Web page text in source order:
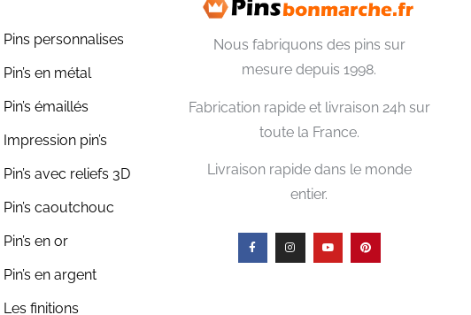
Pins personnalises
Pin’s en métal
Pin’s émaillés
Impression pin’s
Pin’s avec reliefs 3D
Pin’s caoutchouc
Pin’s en or
Pin’s en argent
Les finitions
Nous fabriquons des pins sur
mesure depuis 1998.
Fabrication rapide et livraison 24h sur
toute la France.
Livraison rapide dans le monde
entier.